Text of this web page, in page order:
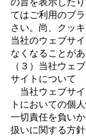
てはご利用のブ
さい。尚、クッ
当社のウェブサ
なくなることがあ
（３）当社ウェ
サイトについて
当社ウェブサイ
トにおいての個
一切責任を負い
扱いに関する方